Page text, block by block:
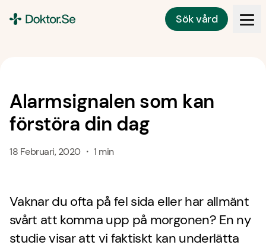
Sök vård
Alarmsignalen som kan
förstöra din dag
18 Februari, 2020 ・ 1 min
Vaknar du ofta på fel sida eller har allmänt
svårt att komma upp på morgonen? En ny
studie visar att vi faktiskt kan underlätta